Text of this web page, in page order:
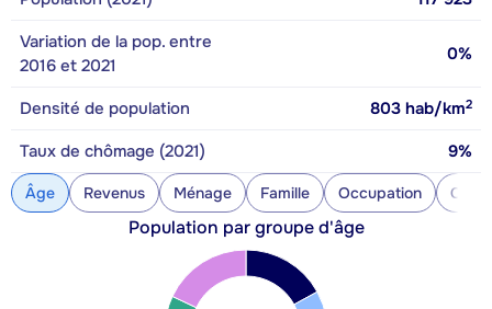
Variation de la pop. entre
2016 et 2021
0%
Densité de population 803 hab/km2
Taux de chômage (2021) 9%
Âge Revenus Ménage Famille Occupation
Population par groupe d'âge